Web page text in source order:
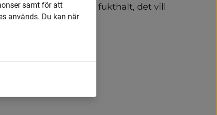
mått och ca 20% fukthalt, det vill
65 kWh
samt för att
används. Du kan när